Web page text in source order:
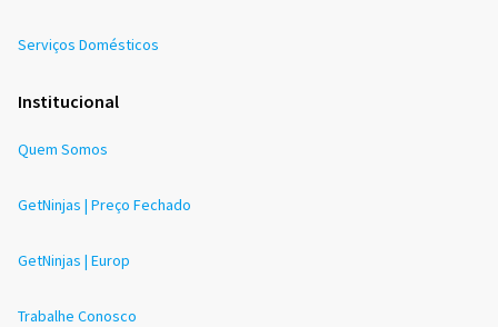
Serviços Domésticos
Institucional
Quem Somos
GetNinjas | Preço Fechado
GetNinjas | Europ
Trabalhe Conosco